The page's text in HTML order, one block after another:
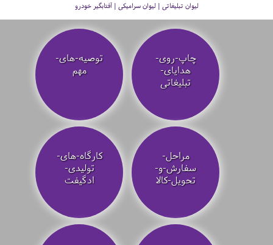
لیوان تبلیغاتی | لیوان سرامیکی | آفتابگیر خودرو
چاپ-روی-
هدایای-
تبلیغاتی
توصیه‌-های-
مهم
مراحل-
سفارش-و-
تحویل-کالا
کارگاه-های-
تولیدی-
ادگیفت